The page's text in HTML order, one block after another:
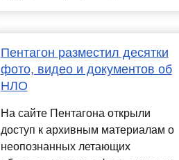
Пентагон разместил десятки
фото, видео и документов об
НЛО
На сайте Пентагона открыли
доступ к архивным материалам о
неопознанных летающих